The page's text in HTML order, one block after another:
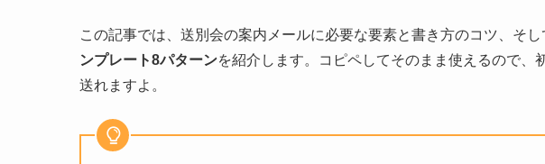
この記事では、送別会の案内メールに必要な要素と書き方のコツ、そ
ンプレート8パターンを紹介します。コピペしてそのまま使えるので、
送れますよ。